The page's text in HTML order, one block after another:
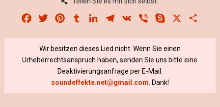
Facebook
Twitter PinterestTumblrLinkedInTelegram
VK Viber Skype
Wir besitzen dieses Lied nicht. Wenn Sie einen
Urheberrechtsanspruch haben, senden Sie uns bitte eine
Deaktivierungsanfrage per E-Mail:
soundeffekte.net@gmail.com . Dank!